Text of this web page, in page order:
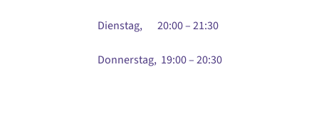
Dienstag, 20:00 – 21:30
Donnerstag, 19:00 – 20:30